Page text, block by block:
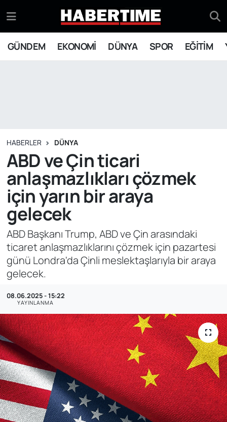
GÜNDEM EKONOMİ DÜNYA SPOR EĞİTİM
HABERLER DÜNYA
ABD ve Çin ticari
anlaşmazlıkları çözmek
için yarın bir araya
gelecek
ABD Başkanı Trump, ABD ve Çin arasındaki
ticaret anlaşmazlıklarını çözmek için pazartesi
günü Londra'da Çinli meslektaşlarıyla bir araya
gelecek.
08.06.2025 - 15:22
YAYINLANMA
EKONOMİ
EĞİTİM
YAŞAM
SİYASET
ASAYİŞ
SAĞLIK
Eskişehir Nöbetçi Eczaneler
Eskişehir Hava Durumu
Süper Lig Puan Durumu ve Fikstür
Tüm Manşetler
Son Dakika Haberleri
Haber Arşivi